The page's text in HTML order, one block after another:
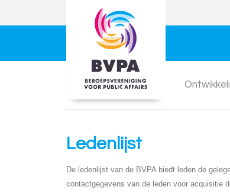
Ledenlijst
De ledenlijst van de BVPA biedt leden de
contactgegevens van de leden voor acquisitie